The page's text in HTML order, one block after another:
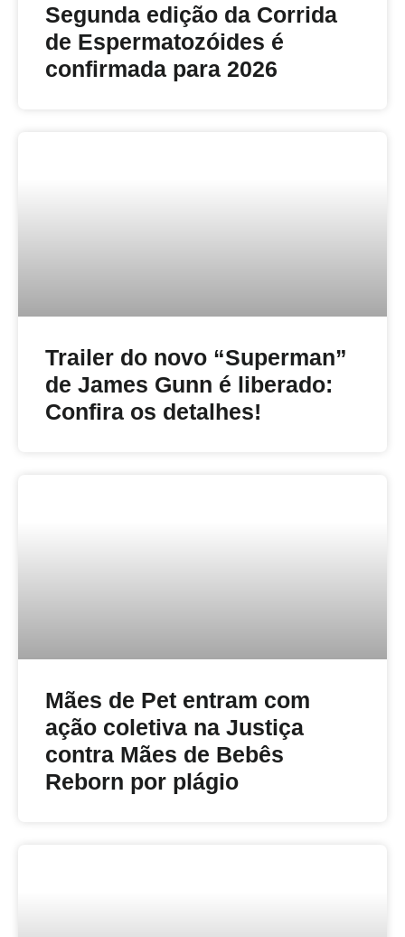
Segunda edição da Corrida
de Espermatozóides é
confirmada para 2026
Trailer do novo “Superman”
de James Gunn é liberado:
Confira os detalhes!
Mães de Pet entram com
ação coletiva na Justiça
contra Mães de Bebês
Reborn por plágio